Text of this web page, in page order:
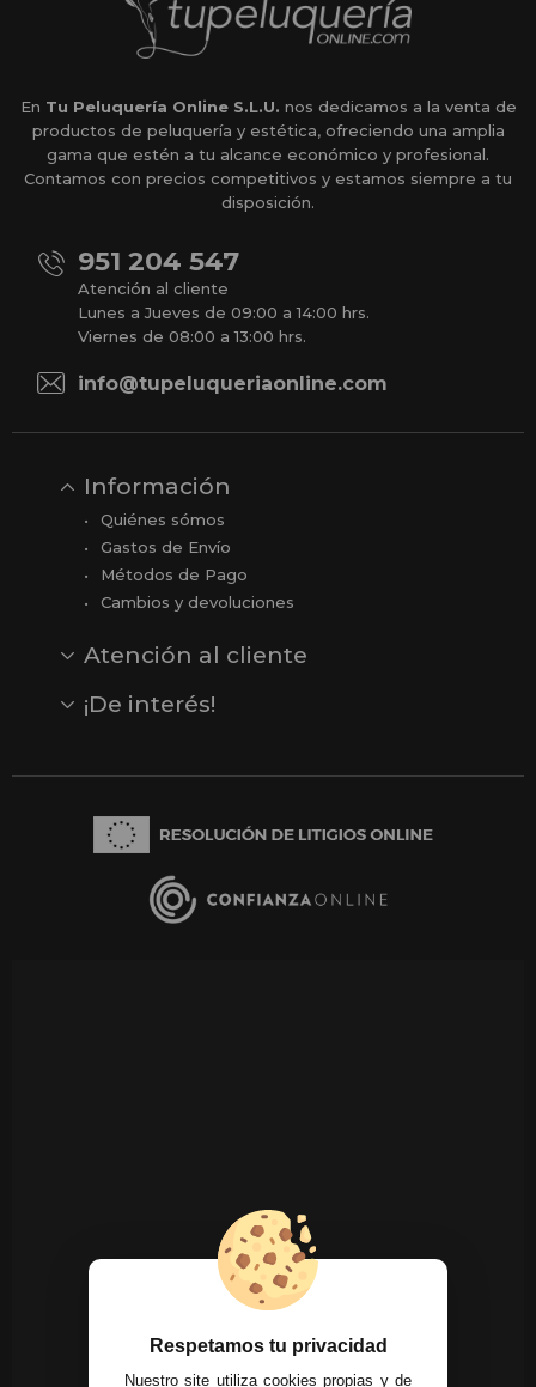
En Tu Peluquería Online S.L.U. nos dedicamos a la venta de
productos de peluquería y estética, ofreciendo una amplia
gama que estén a tu alcance económico y profesional.
Contamos con precios competitivos y estamos siempre a tu
disposición.
951 204 547
Atención al cliente
Lunes a Jueves de 09:00 a 14:00 hrs.
Viernes de 08:00 a 13:00 hrs.
info@tupeluqueriaonline.com
Información
Quiénes sómos
Gastos de Envío
Métodos de Pago
Cambios y devoluciones
Atención al cliente
Opiniones
Reseñas en Google
¡De interés!
Respetamos tu privacidad
Nuestro site utiliza cookies propias y de